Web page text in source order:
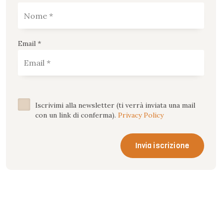
Email *
Iscrivimi alla newsletter (ti verrà inviata una mail
con un link di conferma). Privacy Policy
Invia iscrizione